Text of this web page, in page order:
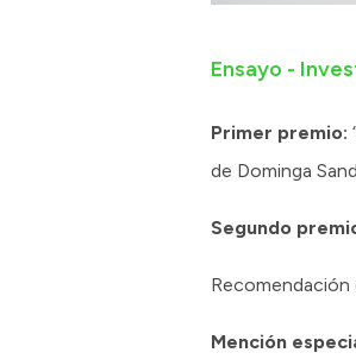
Ensayo -
Primer premio:
de Dominga
Segundo
Recomendación
Mención